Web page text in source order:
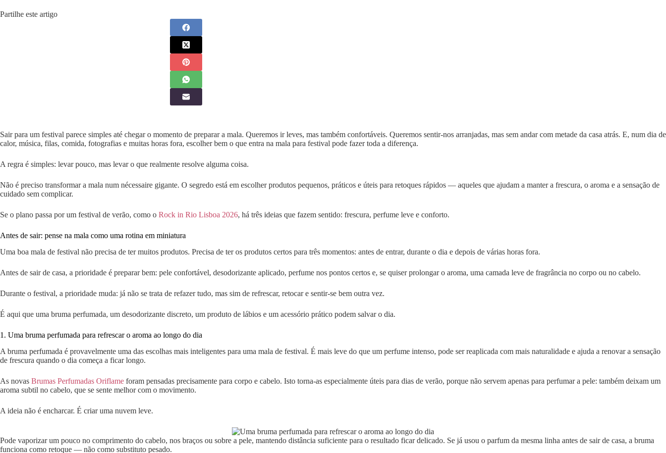
Partilhe este artigo
Sair para um festival parece simples até chegar o momento de preparar a mala. Queremos ir leves, mas também confortáveis. Queremos sentir-nos arranjadas, mas sem andar com metade da casa atrás. E, num dia de
calor, música, filas, comida, fotografias e muitas horas fora, escolher bem o que entra na mala para festival pode fazer toda a diferença.
A regra é simples: levar pouco, mas levar o que realmente resolve alguma coisa.
Não é preciso transformar a mala num nécessaire gigante. O segredo está em escolher produtos pequenos, práticos e úteis para retoques rápidos — aqueles que ajudam a manter a frescura, o aroma e a sensação de
cuidado sem complicar.
Se o plano passa por um festival de verão, como o Rock in Rio Lisboa 2026, há três ideias que fazem sentido: frescura, perfume leve e conforto.
Antes de sair: pense na mala como uma rotina em miniatura
Uma boa mala de festival não precisa de ter muitos produtos. Precisa de ter os produtos certos para três momentos: antes de entrar, durante o dia e depois de várias horas fora.
Antes de sair de casa, a prioridade é preparar bem: pele confortável, desodorizante aplicado, perfume nos pontos certos e, se quiser prolongar o aroma, uma camada leve de fragrância no corpo ou no cabelo.
Durante o festival, a prioridade muda: já não se trata de refazer tudo, mas sim de refrescar, retocar e sentir-se bem outra vez.
É aqui que uma bruma perfumada, um desodorizante discreto, um produto de lábios e um acessório prático podem salvar o dia.
1. Uma bruma perfumada para refrescar o aroma ao longo do dia
A bruma perfumada é provavelmente uma das escolhas mais inteligentes para uma mala de festival. É mais leve do que um perfume intenso, pode ser reaplicada com mais naturalidade e ajuda a renovar a sensação
de frescura quando o dia começa a ficar longo.
As novas Brumas Perfumadas Oriflame foram pensadas precisamente para corpo e cabelo. Isto torna-as especialmente úteis para dias de verão, porque não servem apenas para perfumar a pele: também deixam um
aroma subtil no cabelo, que se sente melhor com o movimento.
A ideia não é encharcar. É criar uma nuvem leve.
Pode vaporizar um pouco no comprimento do cabelo, nos braços ou sobre a pele, mantendo distância suficiente para o resultado ficar delicado. Se já usou o parfum da mesma linha antes de sair de casa, a bruma
funciona como retoque — não como substituto pesado.